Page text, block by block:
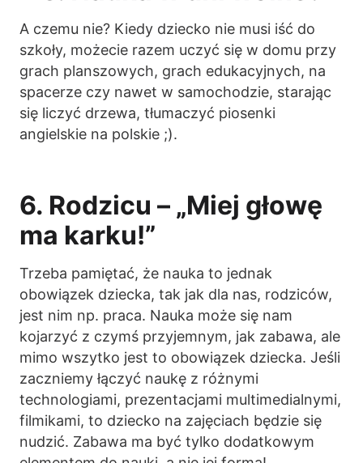
A czemu nie? Kiedy dziecko nie musi iść do
szkoły, możecie razem uczyć się w domu przy
grach planszowych, grach edukacyjnych, na
spacerze czy nawet w samochodzie, starając
się liczyć drzewa, tłumaczyć piosenki
angielskie na polskie ;).
6. Rodzicu – „Miej głowę
ma karku!”
Trzeba pamiętać, że nauka to jednak
obowiązek dziecka, tak jak dla nas, rodziców,
jest nim np. praca. Nauka może się nam
kojarzyć z czymś przyjemnym, jak zabawa, ale
mimo wszytko jest to obowiązek dziecka. Jeśli
zaczniemy łączyć naukę z różnymi
technologiami, prezentacjami multimedialnymi,
filmikami, to dziecko na zajęciach będzie się
nudzić. Zabawa ma być tylko dodatkowym